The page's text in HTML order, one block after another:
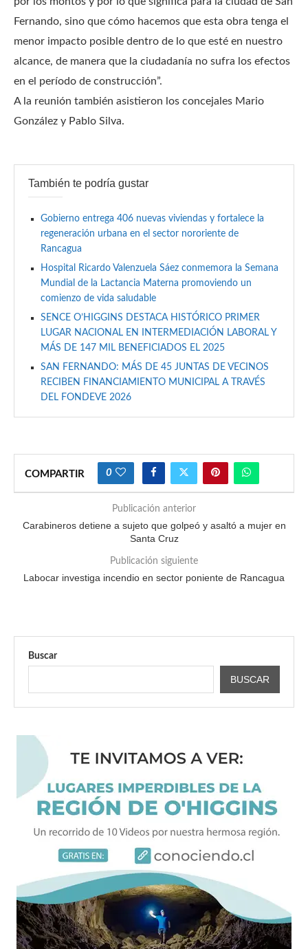
Fernando, sino que cómo hacemos que esta obra tenga el
menor impacto posible dentro de lo que esté en nuestro
alcance, de manera que la ciudadanía no sufra los efectos
en el período de construcción”.
A la reunión también asistieron los concejales Mario
González y Pablo Silva.
También te podría gustar
Gobierno entrega 406 nuevas viviendas y fortalece la
regeneración urbana en el sector nororiente de
Rancagua
Hospital Ricardo Valenzuela Sáez conmemora la Semana
Mundial de la Lactancia Materna promoviendo un
comienzo de vida saludable
SENCE O’HIGGINS DESTACA HISTÓRICO PRIMER
LUGAR NACIONAL EN INTERMEDIACIÓN LABORAL Y
MÁS DE 147 MIL BENEFICIADOS EL 2025
SAN FERNANDO: MÁS DE 45 JUNTAS DE VECINOS
RECIBEN FINANCIAMIENTO MUNICIPAL A TRAVÉS
DEL FONDEVE 2026
COMPARTIR 0
Publicación anterior
Carabineros detiene a sujeto que golpeó y asaltó a mujer en
Santa Cruz
Publicación siguiente
Labocar investiga incendio en sector poniente de Rancagua
Buscar
BUSCAR